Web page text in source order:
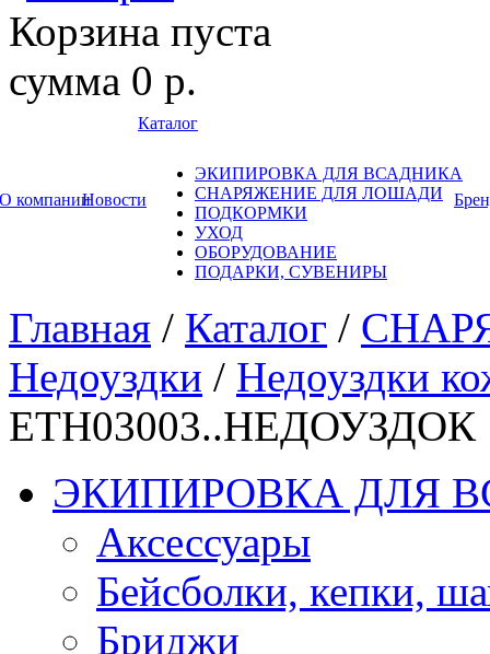
Корзина пуста
сумма 0 р.
О компанииНовости
Каталог
ЭКИПИРОВКА ДЛЯ ВСАДНИКА
СНАРЯЖЕНИЕ ДЛЯ ЛОШАДИ
ПОДКОРМКИ
УХОД
ОБОРУДОВАНИЕ
ПОДАРКИ, СУВЕНИРЫ
Главная / Каталог /
Недоуздки / Недоуздки
ETH03003..НЕДОУЗДОК
ЭКИПИРОВКА ДЛЯ
Аксессуары
Бейсболки, кепки,
Бриджи